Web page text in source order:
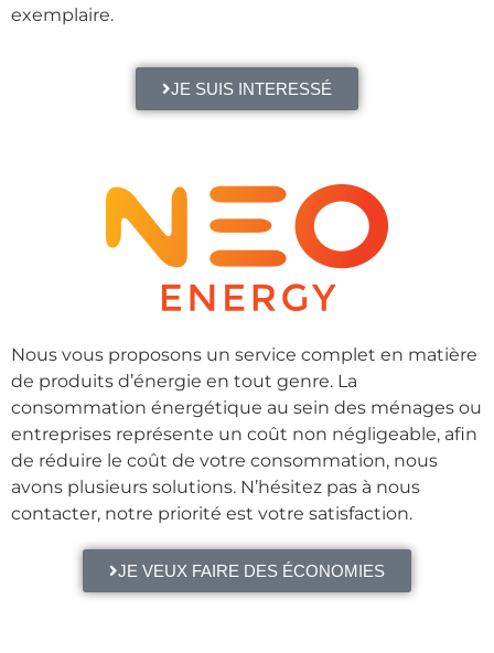
exemplaire.
JE SUIS INTERESSÉ
Nous vous proposons un service complet en matière
de produits d’énergie en tout genre. La
consommation énergétique au sein des ménages ou
entreprises représente un coût non négligeable, afin
de réduire le coût de votre consommation, nous
avons plusieurs solutions. N’hésitez pas à nous
contacter, notre priorité est votre satisfaction.
JE VEUX FAIRE DES ÉCONOMIES